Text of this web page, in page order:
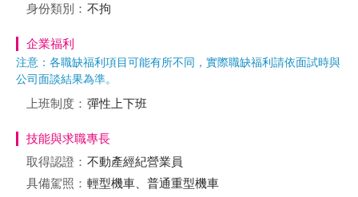
身份類別： 不拘
企業福利
注意：各職缺福利項目可能有所不同，實際職缺福利請依面試時與
公司面談結果為準。
上班制度： 彈性上下班
技能與求職專長
取得認證： 不動產經紀營業員
具備駕照： 輕型機車、普通重型機車